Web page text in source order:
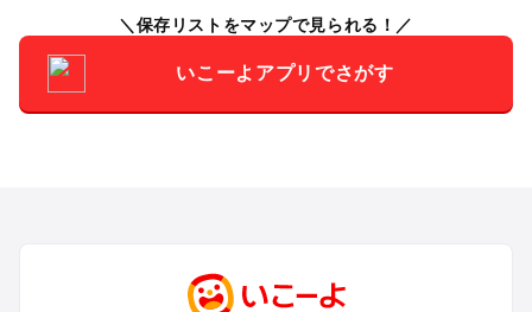
保存リストをマップで見られる！
いこーよアプリでさがす